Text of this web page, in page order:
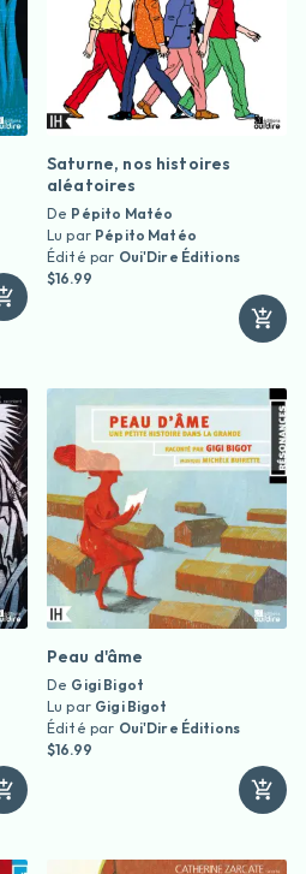
Saturne, nos histoires
aléatoires
De Pépito Matéo
Lu par Pépito Matéo
Édité par Oui'Dire Éditions
$16.99
Peau d'âme
De Gigi Bigot
Lu par Gigi Bigot
Édité par Oui'Dire Éditions
$16.99